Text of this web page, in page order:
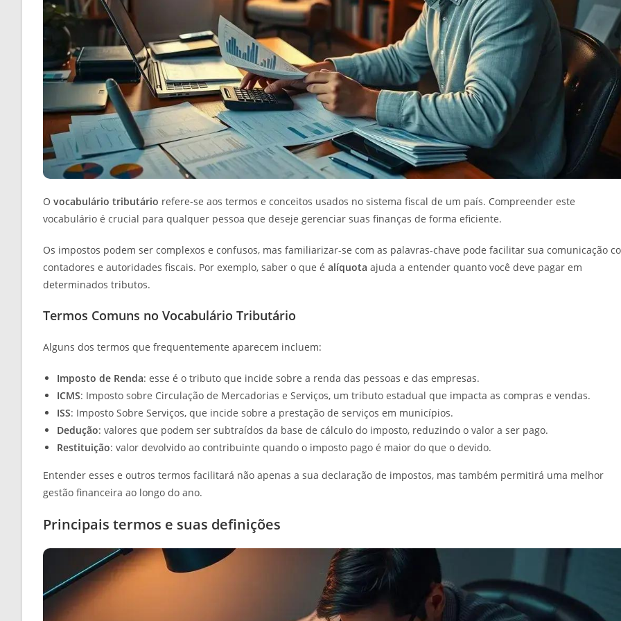
O vocabulário tributário refere-se aos termos e conceitos usados no sistema fiscal de um país. Compreender este
vocabulário é crucial para qualquer pessoa que deseje gerenciar suas finanças de forma eficiente.
Os impostos podem ser complexos e confusos, mas familiarizar-se com as palavras-chave pode facilitar sua comunicação
contadores e autoridades fiscais. Por exemplo, saber o que é alíquota ajuda a entender quanto você deve pagar em
determinados tributos.
Termos Comuns no Vocabulário Tributário
Alguns dos termos que frequentemente aparecem incluem:
Imposto de Renda: esse é o tributo que incide sobre a renda das pessoas e das empresas.
ICMS: Imposto sobre Circulação de Mercadorias e Serviços, um tributo estadual que impacta as compras e vendas.
ISS: Imposto Sobre Serviços, que incide sobre a prestação de serviços em municípios.
Dedução: valores que podem ser subtraídos da base de cálculo do imposto, reduzindo o valor a ser pago.
Restituição: valor devolvido ao contribuinte quando o imposto pago é maior do que o devido.
Entender esses e outros termos facilitará não apenas a sua declaração de impostos, mas também permitirá uma melhor
gestão financeira ao longo do ano.
Principais termos e suas definições